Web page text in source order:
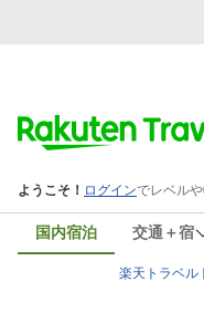
国内宿泊 交通＋宿
楽天トラベル